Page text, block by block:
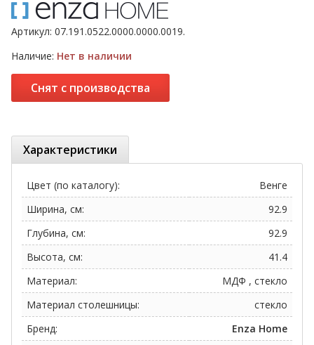
Артикул: 07.191.0522.0000.0000.0019.
Наличие: Нет в наличии
Снят с производства
Характеристики
Цвет (по каталогу):
Венге
Ширина, см:
92.9
Глубина, см:
92.9
Высота, см:
41.4
Материал:
МДФ , стекло
Материал столешницы:
стекло
Бренд:
Enza Home